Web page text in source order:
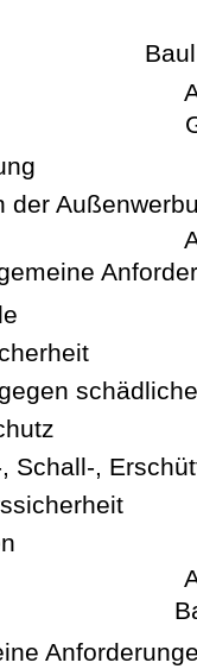
der
Schall-,